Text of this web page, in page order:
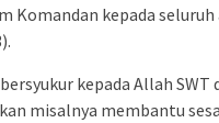
Komandan kepada
kepada Allah SWT
misalnya membantu